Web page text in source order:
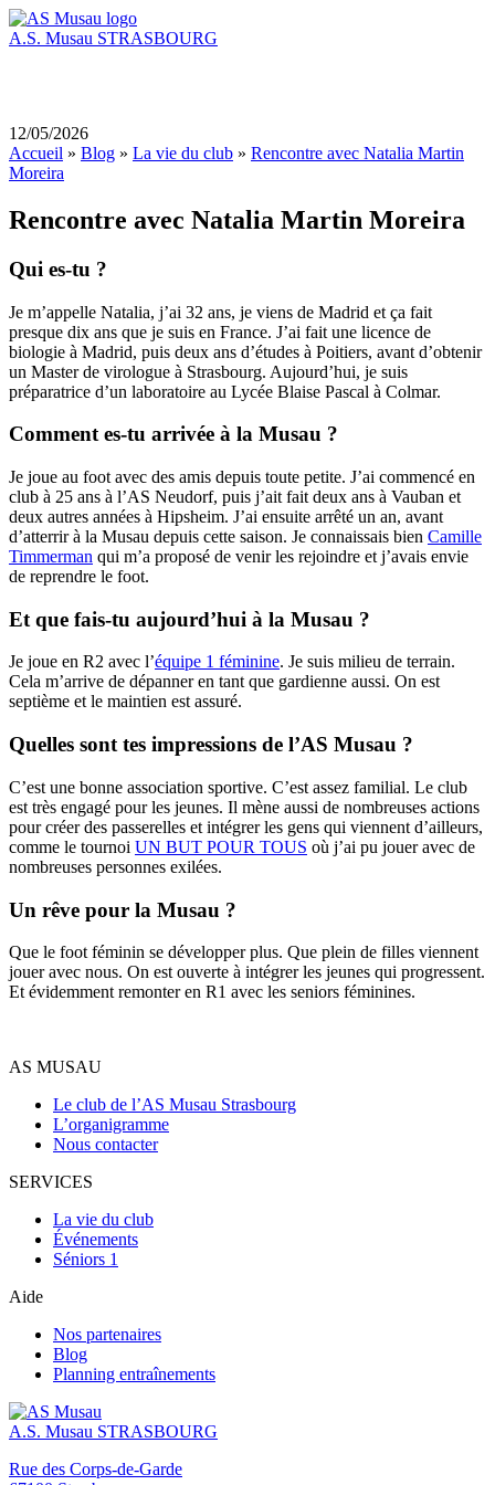
A.S. Musau STRASBOURG
12/05/2026
Accueil » Blog » La vie du club » Rencontre avec Natalia Martin
Moreira
Rencontre avec Natalia Martin Moreira
Qui es-tu ?
Je m’appelle Natalia, j’ai 32 ans, je viens de Madrid et ça fait
presque dix ans que je suis en France. J’ai fait une licence de
biologie à Madrid, puis deux ans d’études à Poitiers, avant d’obtenir
un Master de virologue à Strasbourg. Aujourd’hui, je suis
préparatrice d’un laboratoire au Lycée Blaise Pascal à Colmar.
Comment es-tu arrivée à la Musau ?
Je joue au foot avec des amis depuis toute petite. J’ai commencé en
club à 25 ans à l’AS Neudorf, puis j’ait fait deux ans à Vauban et
deux autres années à Hipsheim. J’ai ensuite arrêté un an, avant
d’atterrir à la Musau depuis cette saison. Je connaissais bien Camille
Timmerman qui m’a proposé de venir les rejoindre et j’avais envie
de reprendre le foot.
Et que fais-tu aujourd’hui à la Musau ?
Je joue en R2 avec l’équipe 1 féminine. Je suis milieu de terrain.
Cela m’arrive de dépanner en tant que gardienne aussi. On est
septième et le maintien est assuré.
Quelles sont tes impressions de l’AS Musau ?
C’est une bonne association sportive. C’est assez familial. Le club
est très engagé pour les jeunes. Il mène aussi de nombreuses actions
pour créer des passerelles et intégrer les gens qui viennent d’ailleurs,
comme le tournoi UN BUT POUR TOUS où j’ai pu jouer avec de
nombreuses personnes exilées.
Un rêve pour la Musau ?
Que le foot féminin se développer plus. Que plein de filles viennent
jouer avec nous. On est ouverte à intégrer les jeunes qui progressent.
Et évidemment remonter en R1 avec les seniors féminines.
AS MUSAU
Le club de l’AS Musau Strasbourg
L’organigramme
Nous contacter
SERVICES
La vie du club
Événements
Séniors 1
Aide
Nos partenaires
Blog
Planning entraînements
A.S. Musau STRASBOURG
Rue des Corps-de-Garde